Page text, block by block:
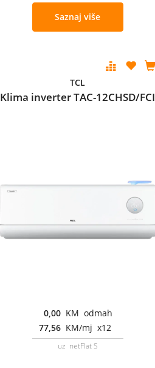
Saznaj više
TCL
Klima inverter TAC-12CHSD/FCI
0,00 KM odmah
77,56 KM/mj x12
uz netFlat S